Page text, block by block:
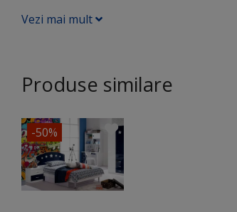
Vezi mai mult
Produse similare
-50%